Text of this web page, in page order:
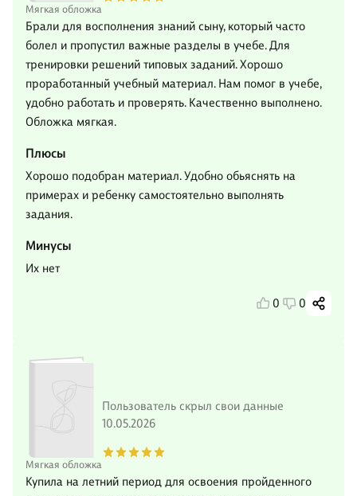
Мягкая обложка
Брали для восполнения знаний сыну, который часто
болел и пропустил важные разделы в учебе. Для
тренировки решений типовых заданий. Хорошо
проработанный учебный материал. Нам помог в учебе,
удобно работать и проверять. Качественно выполнено.
Обложка мягкая.
Плюсы
Хорошо подобран материал. Удобно обьяснять на
примерах и ребенку самостоятельно выполнять
задания.
Минусы
Их нет
0 0
Мягкая обложка
Пользователь скрыл свои данные
10.05.2026
Купила на летний период для освоения пройденного